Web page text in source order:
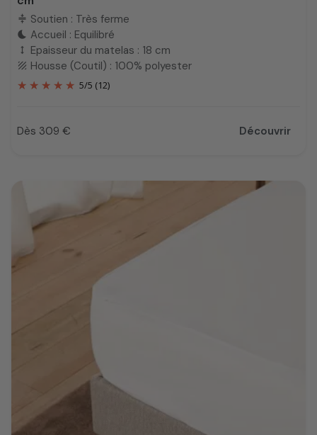
compress Soutien : Très ferme
bedtime Accueil : Equilibré
height Epaisseur du matelas : 18 cm
texture Housse (Coutil) : 100% polyester
5/5 (12)
Prix
Dès 309 € Découvrir